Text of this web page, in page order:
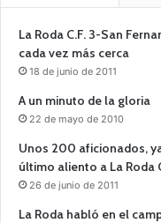
La Roda C.F. 3-San
cada vez más cerca
18 de junio de 2011
A un minuto de la gloria
22 de mayo de 2010
Unos 200 aficionados,
último aliento a La Roda
26 de junio de 2011
La Roda habló en el